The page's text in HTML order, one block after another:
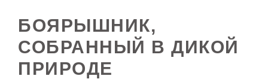
БОЯРЫШНИК,
СОБРАННЫЙ В ДИКОЙ
ПРИРОДЕ